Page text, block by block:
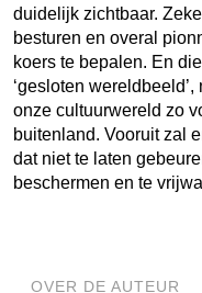
duidelijk zichtbaar.
besturen en overal
koers te bepalen. En
‘gesloten
onze cultuurwereld zo
buitenland. Vooruit zal
dat niet te laten
beschermen en te
OVER DE AUTEUR